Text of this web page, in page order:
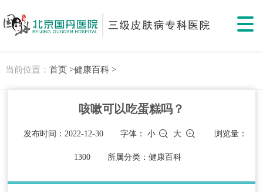
当前位置： 首页 >健康百科 >
咳嗽可以吃蛋糕吗？
发布时间：2022-12-30 字体：小 大 浏览量：
1300 所属分类：健康百科